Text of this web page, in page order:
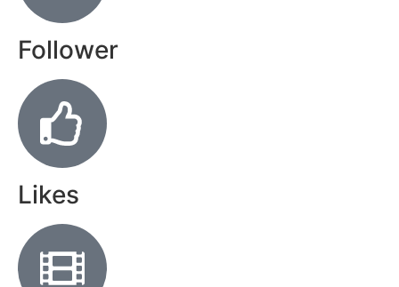
Follower
Likes